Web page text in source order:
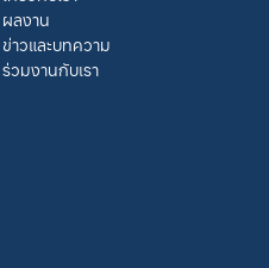
ผลงาน
ข่าวและบทความ
ร่วมงานกับเรา